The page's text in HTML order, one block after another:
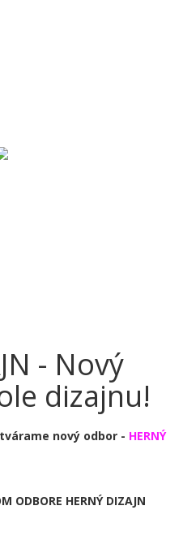
- Nový
dizajnu!
nový odbor - HERNÝ
ODBORE HERNÝ DIZAJN